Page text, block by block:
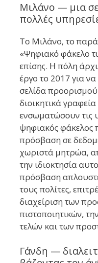
Μιλάνο — μια
πολλές
Το Μιλάνο, το
«Ψηφιακό φάκελο
επίσης. Η πόλη
έργο το 2017 για
σελίδα
διοικητικά
ενσωματώσουν τις
ψηφιακός φάκελος
πρόσβαση σε
χωριστά μητρώα,
την ιδιοκτησία
πρόσβαση
τους πολίτες,
διαχείριση των
πιστοποιητικών,
τελών και των
Γάνδη —